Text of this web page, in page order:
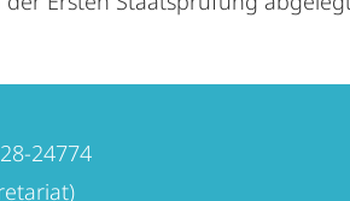
24774